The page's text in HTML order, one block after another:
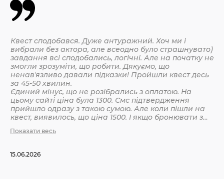
Квест сподобався. Дуже антуражний. Хоч ми і
вибрали без актора, але всеодно було страшнувато)
завдання всі сподобались, логічні. Але на початку не
змогли зрозуміти, що робити. Дякуємо, що
ненавʼязливо давали підказки! Пройшли квест десь
за 45-50 хвилин.
Єдиний мінус, що не розібрались з оплатою. На
цьому сайті ціна була 1300. Смс підтвердження
прийшло одразу з такою сумою. Але коли пішли на
квест, виявилось, що ціна 1500. І якщо бронювати з
невелика, але всеодно уточнюйте при бронюванні
Показати весь
15.06.2026